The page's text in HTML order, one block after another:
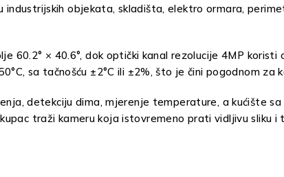
objekata, skladišta, elektro ormara,
60.2° × 40.6°, dok optički kanal rezolucije 4MP
sa tačnošću ±2°C ili ±2%, što je čini pogodnom za
detekciju dima, mjerenje temperature, a kućište
traži kameru koja istovremeno prati vidljivu sliku